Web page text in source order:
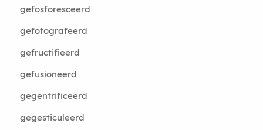
gefosforesceerd
gefotografeerd
gefructifieerd
gefusioneerd
gegentrificeerd
gegesticuleerd